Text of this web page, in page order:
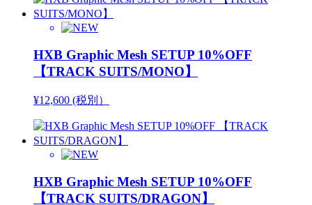
HXB Graphic Mesh SETUP 10%OFF
【TRACK SUITS/MONO】
¥12,600 (税別）
HXB Graphic Mesh SETUP 10%OFF
【TRACK SUITS/DRAGON】